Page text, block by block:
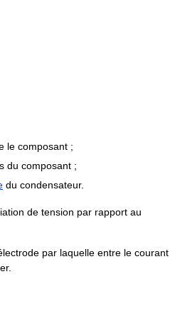
le composant ;
du composant ;
du condensateur.
de tension par rapport au
par laquelle entre le courant